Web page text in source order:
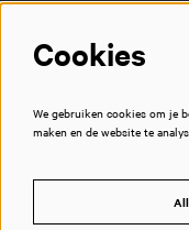
Cookies
We gebruiken cookies om je
maken en de website te